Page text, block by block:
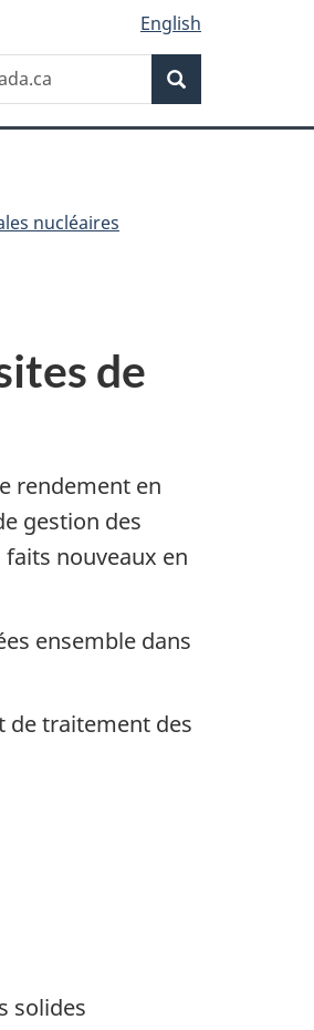
English
nucléaires
de
rendement en
gestion des
nouveaux en
ensemble dans
de traitement des
solides